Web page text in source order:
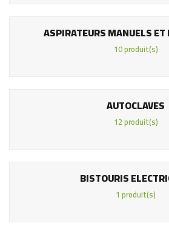
ASPIRATEURS MANUELS ET
10 produit(s)
AUTOCLAVES
12 produit(s)
BISTOURIS
1 produit(s)